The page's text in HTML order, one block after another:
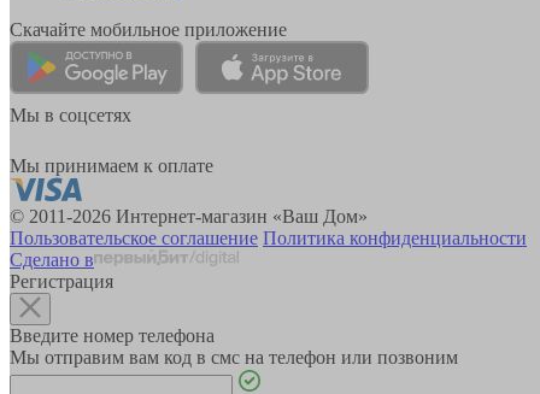
Скачайте мобильное приложение
Мы в соцсетях
Мы принимаем к оплате
© 2011-2026 Интернет-магазин «Ваш Дом»
Пользовательское соглашение Политика конфиденциальности
Сделано в
Регистрация
Введите номер телефона
Мы отправим вам код в смс на телефон или позвоним